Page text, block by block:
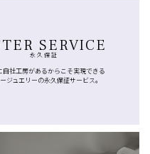
SERVICE
永久保証
自社工房があるからこそ実現できる
ジュエリーの永久保証サービス。